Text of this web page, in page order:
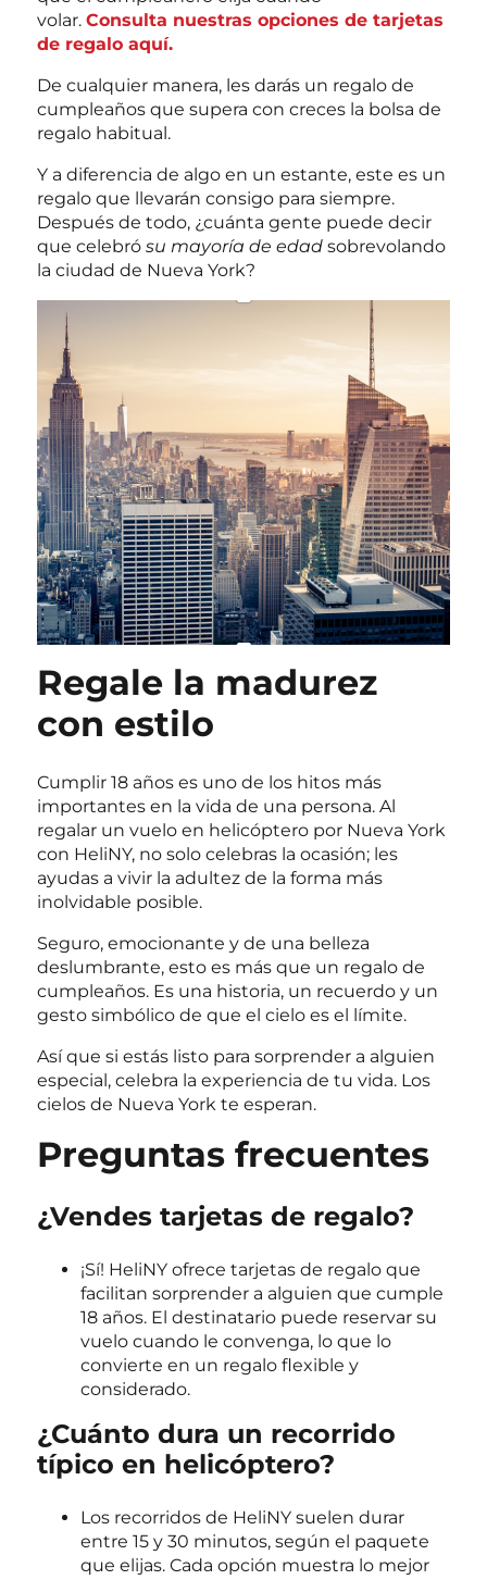
volar. Consulta nuestras opciones de tarjetas
de regalo aquí.
De cualquier manera, les darás un regalo de
cumpleaños que supera con creces la bolsa de
regalo habitual.
Y a diferencia de algo en un estante, este es un
regalo que llevarán consigo para siempre.
Después de todo, ¿cuánta gente puede decir
que celebró su mayoría de edad sobrevolando
la ciudad de Nueva York?
Regale la madurez
con estilo
Cumplir 18 años es uno de los hitos más
importantes en la vida de una persona. Al
regalar un vuelo en helicóptero por Nueva York
con HeliNY, no solo celebras la ocasión; les
ayudas a vivir la adultez de la forma más
inolvidable posible.
Seguro, emocionante y de una belleza
deslumbrante, esto es más que un regalo de
cumpleaños. Es una historia, un recuerdo y un
gesto simbólico de que el cielo es el límite.
Así que si estás listo para sorprender a alguien
especial, celebra la experiencia de tu vida. Los
cielos de Nueva York te esperan.
Preguntas frecuentes
¿Vendes tarjetas de regalo?
¡Sí! HeliNY ofrece tarjetas de regalo que
facilitan sorprender a alguien que cumple
18 años. El destinatario puede reservar su
vuelo cuando le convenga, lo que lo
convierte en un regalo flexible y
considerado.
¿Cuánto dura un recorrido
típico en helicóptero?
Los recorridos de HeliNY suelen durar
entre 15 y 30 minutos, según el paquete
que elijas. Cada opción muestra lo mejor